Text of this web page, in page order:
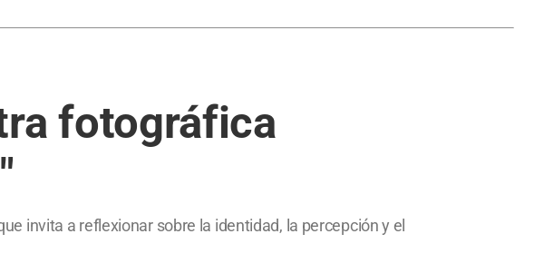
fotográfica
invita a reflexionar sobre la identidad, la percepción y el